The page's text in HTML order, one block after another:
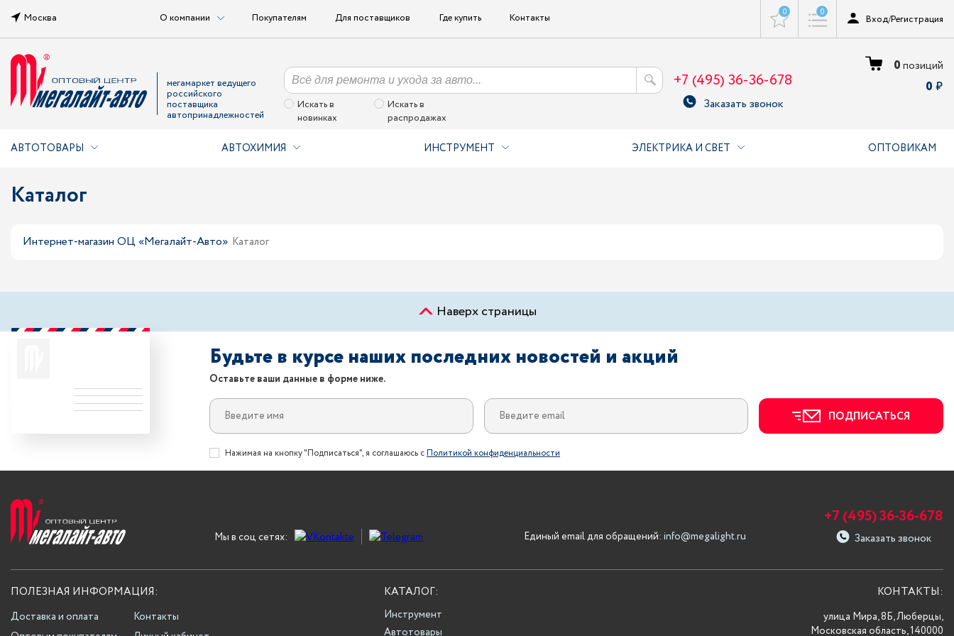
Москва О компании Покупателям Для поставщиков Где купить Контакты 0 0
Вход/Регистрация
мегамаркет ведущего
российского
поставщика
автопринадлежностей
Искать в
новинках
Искать в
распродажах
+7 (495) 36-36-678
Заказать звонок
0позиций
0
АВТОТОВАРЫ АВТОХИМИЯ ИНСТРУМЕНТ ЭЛЕКТРИКА И СВЕТ ОПТОВИКАМ
Каталог
Интернет-магазин ОЦ «Мегалайт-Авто» Каталог
Наверх страницы
Будьте в курсе наших последних новостей и акций
Оставьте ваши данные в форме ниже.
ПОДПИСАТЬСЯ
Нажимая на кнопку "Подписаться", я соглашаюсь сПолитикой конфиденциальности
Мы в соц сетях: Единый email для обращений: info@megalight.ru
+7 (495) 36-36-678
Заказать звонок
ПОЛЕЗНАЯ ИНФОРМАЦИЯ:
Доставка и оплата
Контакты
КАТАЛОГ:
Инструмент
Автотовары
КОНТАКТЫ:
улица Мира, 8Б, Люберцы,
Московская область, 140000